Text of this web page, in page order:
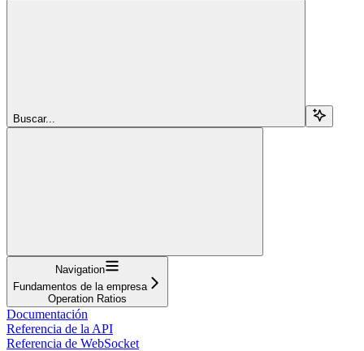
Buscar...
Navigation
Fundamentos de la empresa
Operation Ratios
Documentación
Referencia de la API
Referencia de WebSocket